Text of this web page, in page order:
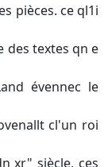
pièces. ce ql1i
des textes qn e
évennec le
cl'un roi
xr" siècle, ces